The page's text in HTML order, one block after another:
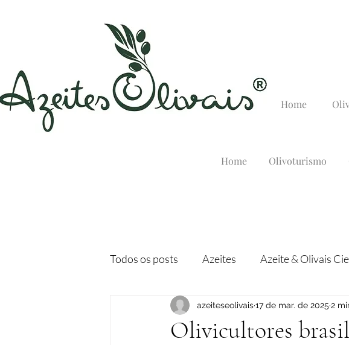
Home
Todos os posts Azeites Azeite & Olivais
Colheita Blog
Olivicultores
azeiteseolivais17 de mar. de 2025 2
Home Olivoturismo